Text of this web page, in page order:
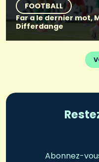
FOOTBALL
Far a le dernier mot,
Differdange
Abonnez-